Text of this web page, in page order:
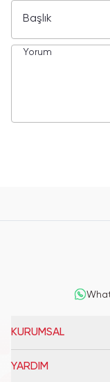
KURUMSAL
YARDIM